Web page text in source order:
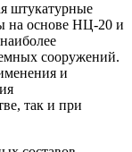
штукатурные
на основе НЦ-20 и
сооружений.
и
так и при